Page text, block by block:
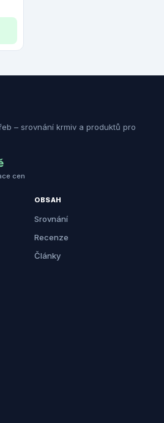
– srovnání krmiv a produktů pro
cen
OBSAH
Srovnání
Recenze
Články